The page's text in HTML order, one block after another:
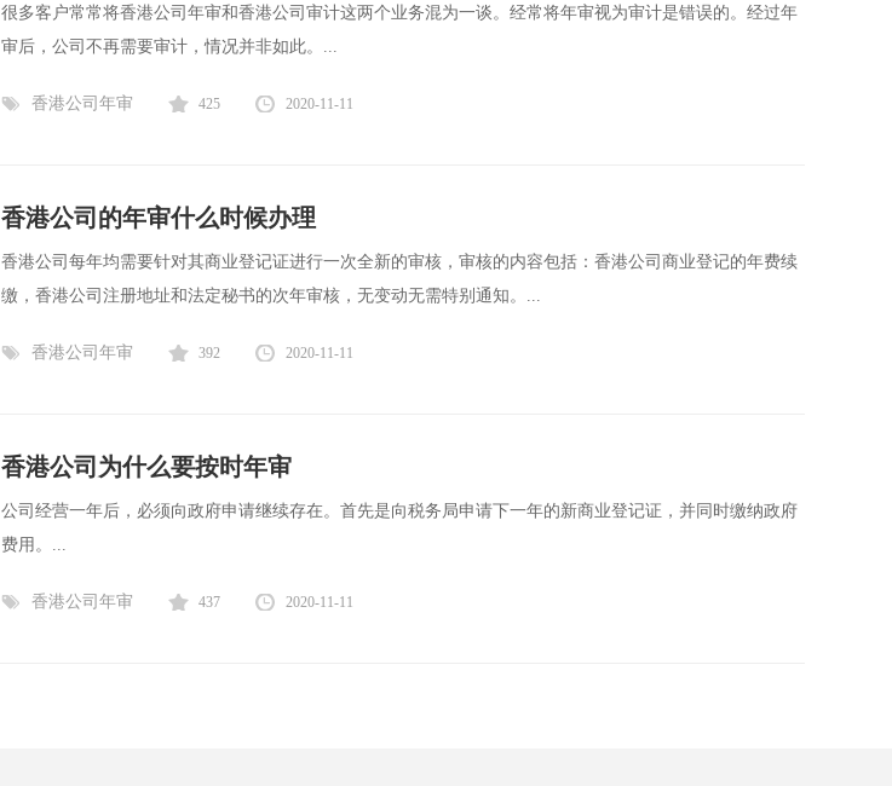
很多客户常常将香港公司年审和香港公司审计这两个业务混为一谈。经常将年审视为审计是错误的。经过年
审后，公司不再需要审计，情况并非如此。...
香港公司年审 425 2020-11-11
香港公司的年审什么时候办理
香港公司每年均需要针对其商业登记证进行一次全新的审核，审核的内容包括：香港公司商业登记的年费续
缴，香港公司注册地址和法定秘书的次年审核，无变动无需特别通知。...
香港公司年审 392 2020-11-11
香港公司为什么要按时年审
公司经营一年后，必须向政府申请继续存在。首先是向税务局申请下一年的新商业登记证，并同时缴纳政府
费用。...
香港公司年审 437 2020-11-11